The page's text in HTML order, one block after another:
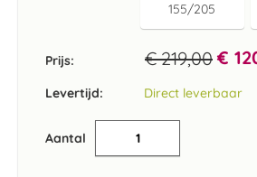
155/205
Prijs: € 219,00 €
Levertijd: Direct leverbaar
Aantal